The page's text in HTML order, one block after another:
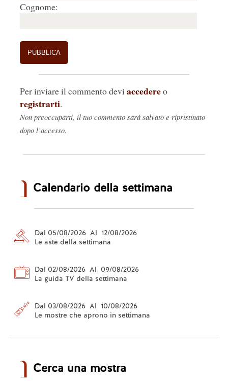
Cognome:
Per inviare il commento devi accedereo
registrarti.
Non preoccuparti, il tuo commento sarà salvato e ripristinato
dopo l’accesso.
Calendario della settimana
Dal 05/08/2026 Al 12/08/2026
Le aste della settimana
Dal 02/08/2026 Al 09/08/2026
La guida TV della settimana
Dal 03/08/2026 Al 10/08/2026
Le mostre che aprono in settimana
Cerca una mostra